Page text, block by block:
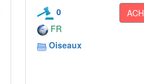
0
FR
Oiseaux